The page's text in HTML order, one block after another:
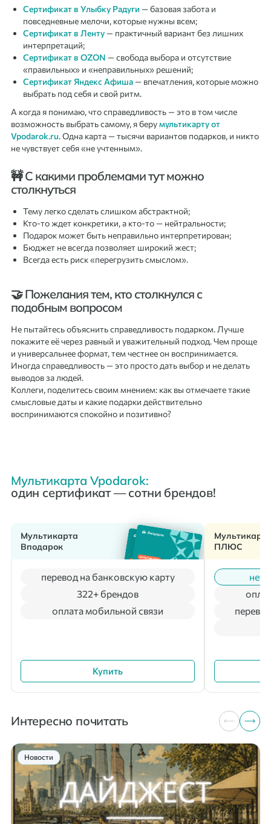
Сертификат в Улыбку Радуги — базовая забота и
повседневные мелочи, которые нужны всем;
Сертификат в Ленту — практичный вариант без лишних
интерпретаций;
Сертификат в OZON — свобода выбора и отсутствие
«правильных» и «неправильных» решений;
Сертификат Яндекс Афиша — впечатления, которые можно
выбрать под себя и свой ритм.
А когда я понимаю, что справедливость — это в том числе
возможность выбрать самому, я берумультикарту от
Vpodarok.ru. Одна карта — тысячи вариантов подарков, и никто
не чувствует себя «не учтенным».
🚧 С какими проблемами тут можно
столкнуться
Тему легко сделать слишком абстрактной;
Кто-то ждет конкретики, а кто-то — нейтральности;
Подарок может быть неправильно интерпретирован;
Бюджет не всегда позволяет широкий жест;
Всегда есть риск «перегрузить смыслом».
🤝 Пожелания тем, кто столкнулся с
подобным вопросом
Не пытайтесь объяснить справедливость подарком. Лучше
покажите её через равный и уважительный подход. Чем проще
и универсальнее формат, тем честнее он воспринимается.
Иногда справедливость — это просто дать выбор и не делать
выводов за людей.
Коллеги, поделитесь своим мнением: как вы отмечаете такие
смысловые даты и какие подарки действительно
воспринимаются спокойно и позитивно?
Мультикарта Vpodarok:
один сертификат — сотни брендов!
Мультикарта
Вподарок
оплата мобильной связи
перевод на банковскую карту
322+ брендов
Купить
Мультикарта
ПЛЮС
нет
Интересно почитать
Новости